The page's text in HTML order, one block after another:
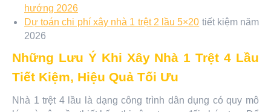
hướng 2026
Dự toán chi phí xây nhà 1 trệt 2 lầu 5×20 tiết kiệm năm
2026
Những Lưu Ý Khi Xây Nhà 1 Trệt 4 Lầu
Tiết Kiệm, Hiệu Quả Tối Ưu
Nhà 1 trệt 4 lầu là dạng công trình dân dụng có quy mô